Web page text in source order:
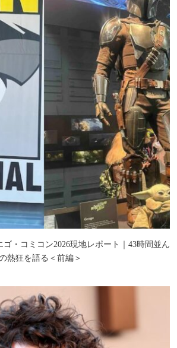
・コミコン2026現地レポート｜43時間並ん
熱狂を語る＜前編＞